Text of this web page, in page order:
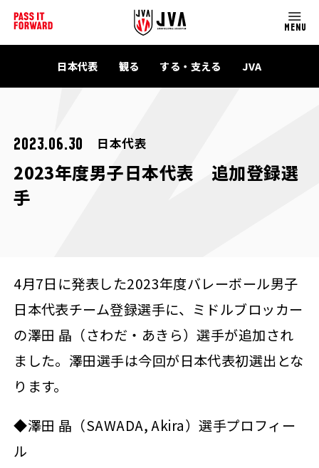
MENU
日本代表 観る する・支える JVA
2023.06.30 日本代表
2023年度男子日本代表 追加登録選
手
4月7日に発表した2023年度バレーボール男子
日本代表チーム登録選手に、ミドルブロッカー
の澤田 晶（さわだ・あきら）選手が追加され
ました。澤田選手は今回が日本代表初選出とな
ります。
◆澤田 晶（SAWADA, Akira）選手プロフィー
ル